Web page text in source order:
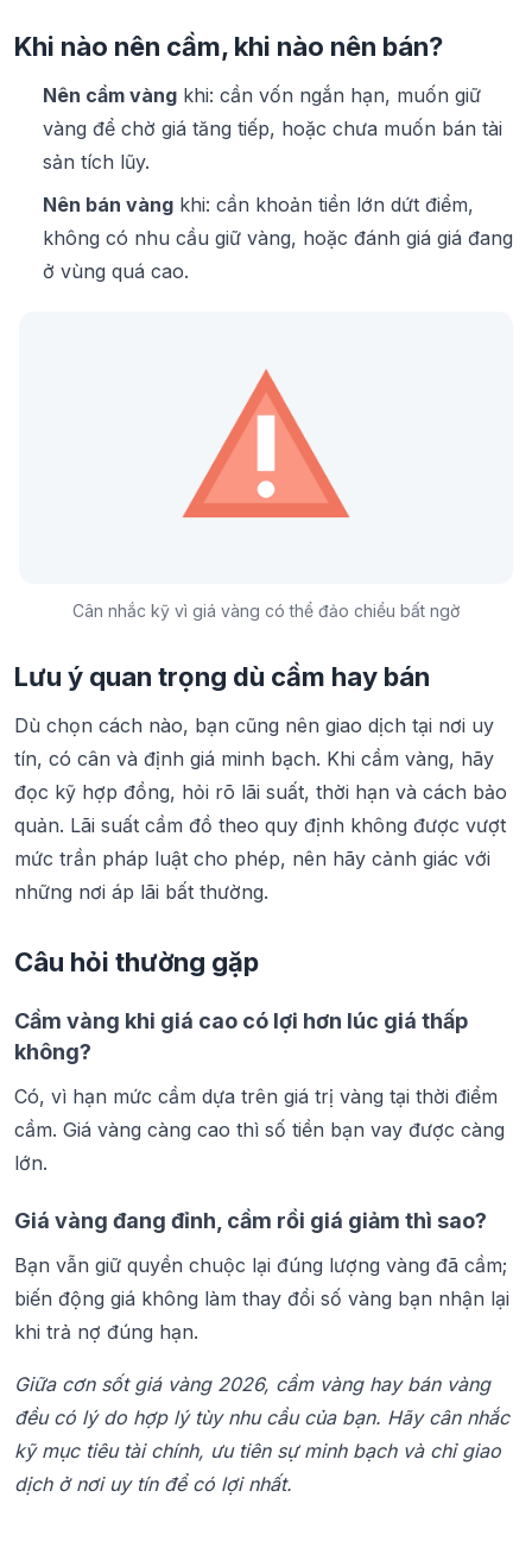
Khi nào nên cầm, khi nào nên bán?
Nên cầm vàng khi: cần vốn ngắn hạn, muốn giữ
vàng để chờ giá tăng tiếp, hoặc chưa muốn bán tài
sản tích lũy.
Nên bán vàng khi: cần khoản tiền lớn dứt điểm,
không có nhu cầu giữ vàng, hoặc đánh giá giá đang
ở vùng quá cao.
Cân nhắc kỹ vì giá vàng có thể đảo chiều bất ngờ
Lưu ý quan trọng dù cầm hay bán
Dù chọn cách nào, bạn cũng nên giao dịch tại nơi uy
tín, có cân và định giá minh bạch. Khi cầm vàng, hãy
đọc kỹ hợp đồng, hỏi rõ lãi suất, thời hạn và cách bảo
quản. Lãi suất cầm đồ theo quy định không được vượt
mức trần pháp luật cho phép, nên hãy cảnh giác với
những nơi áp lãi bất thường.
Câu hỏi thường gặp
Cầm vàng khi giá cao có lợi hơn lúc giá thấp
không?
Có, vì hạn mức cầm dựa trên giá trị vàng tại thời điểm
cầm. Giá vàng càng cao thì số tiền bạn vay được càng
lớn.
Giá vàng đang đỉnh, cầm rồi giá giảm thì sao?
Bạn vẫn giữ quyền chuộc lại đúng lượng vàng đã cầm;
biến động giá không làm thay đổi số vàng bạn nhận lại
khi trả nợ đúng hạn.
Giữa cơn sốt giá vàng 2026, cầm vàng hay bán vàng
đều có lý do hợp lý tùy nhu cầu của bạn. Hãy cân nhắc
kỹ mục tiêu tài chính, ưu tiên sự minh bạch và chỉ giao
dịch ở nơi uy tín để có lợi nhất.